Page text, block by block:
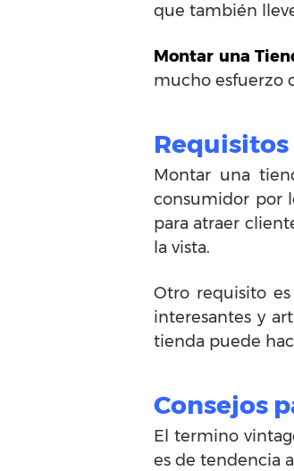
que también
Montar una
mucho esfuerzo
Montar una
consumidor por
para atraer
la vista.
Otro requisito
interesantes y
tienda puede
Consejos
El termino
es de tendencia